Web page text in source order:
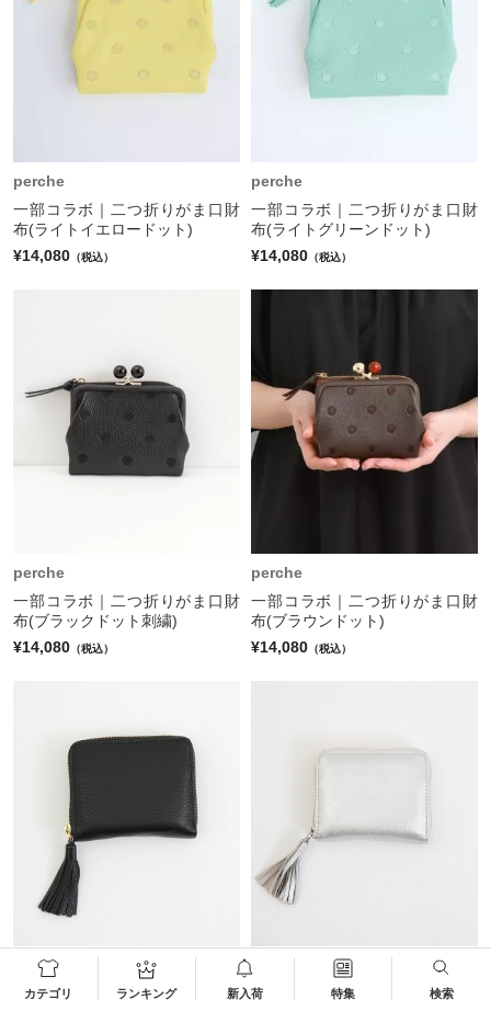
カテゴリ ランキング 新入荷 特集 検索
perche
一部コラボ｜二つ折りがま口財
布(ライトイエロードット)
¥14,080 （税込）
perche
一部コラボ｜二つ折りがま口財
布(ライトグリーンドット)
¥14,080 （税込）
perche
一部コラボ｜二つ折りがま口財
布(ブラックドット刺繍)
¥14,080 （税込）
perche
一部コラボ｜二つ折りがま口財
布(ブラウンドット)
¥14,080 （税込）
perche
カラーコンビ スキミング防止
カラーコンビ スキミング防止